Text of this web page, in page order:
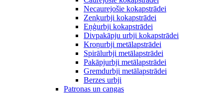
Necaurejošie kokapstrādei
Zenķurbji kokapstrādei
Eņģurbji kokapstrādei
Divpakāpju urbji kokapstrādei
Kroņurbji metālapstrādei
Spirālurbji metālapstrādei
Pakāpjurbji metālapstrādei
Gremdurbji metālapstrādei
Berzes urbji
Patronas un cangas